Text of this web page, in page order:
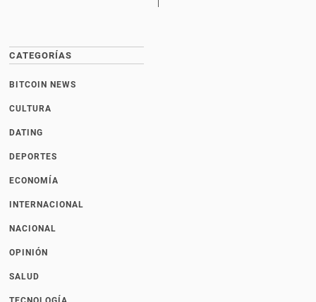
CATEGORÍAS
BITCOIN NEWS
CULTURA
DATING
DEPORTES
ECONOMÍA
INTERNACIONAL
NACIONAL
OPINIÓN
SALUD